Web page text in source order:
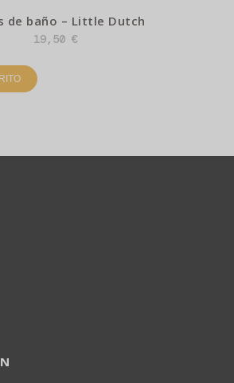
de baño – Little Dutch
19,50 €